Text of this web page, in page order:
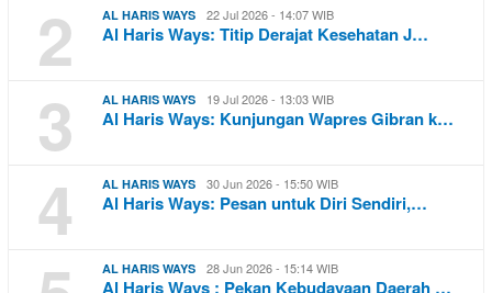
2 AL HARIS WAYS 22 Jul 2026 - 14:07 WIB
Al Haris Ways: Titip Derajat Kesehatan J…
3 AL HARIS WAYS 19 Jul 2026 - 13:03 WIB
Al Haris Ways: Kunjungan Wapres Gibran k…
4 AL HARIS WAYS 30 Jun 2026 - 15:50 WIB
Al Haris Ways: Pesan untuk Diri Sendiri,…
AL HARIS WAYS 28 Jun 2026 - 15:14 WIB
Al Haris Ways : Pekan Kebudayaan Daerah …